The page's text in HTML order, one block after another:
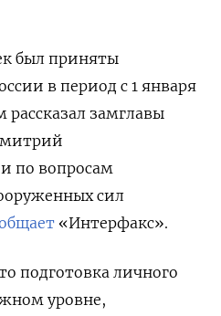
был приняты
в период с 1 января
рассказал замглавы
по вопросам
сил
«Интерфакс».
подготовка личного
уровне,